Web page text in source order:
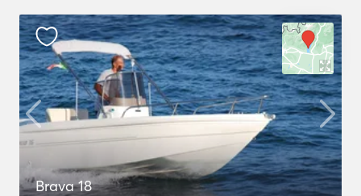
Brava 18